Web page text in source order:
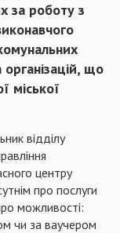
за роботу з
що
міської
відділу
центру
про послуги
можливості:
чи за ваучером